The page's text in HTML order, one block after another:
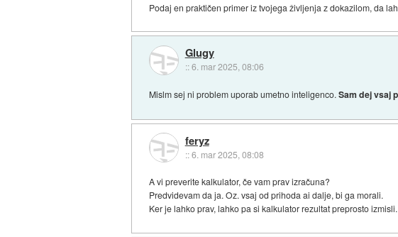
Podaj en praktičen primer iz tvojega življenja z dokazilom, da
Glugy
::6. mar 2025, 08:06
Mislm sej ni problem uporab umetno inteligenco.Sam dej vsaj
feryz
::6. mar 2025, 08:08
A vi preverite kalkulator, če vam prav izračuna?
Predvidevam da ja. Oz. vsaj od prihoda ai dalje, bi ga morali.
Ker je lahko prav, lahko pa si kalkulator rezultat preprosto